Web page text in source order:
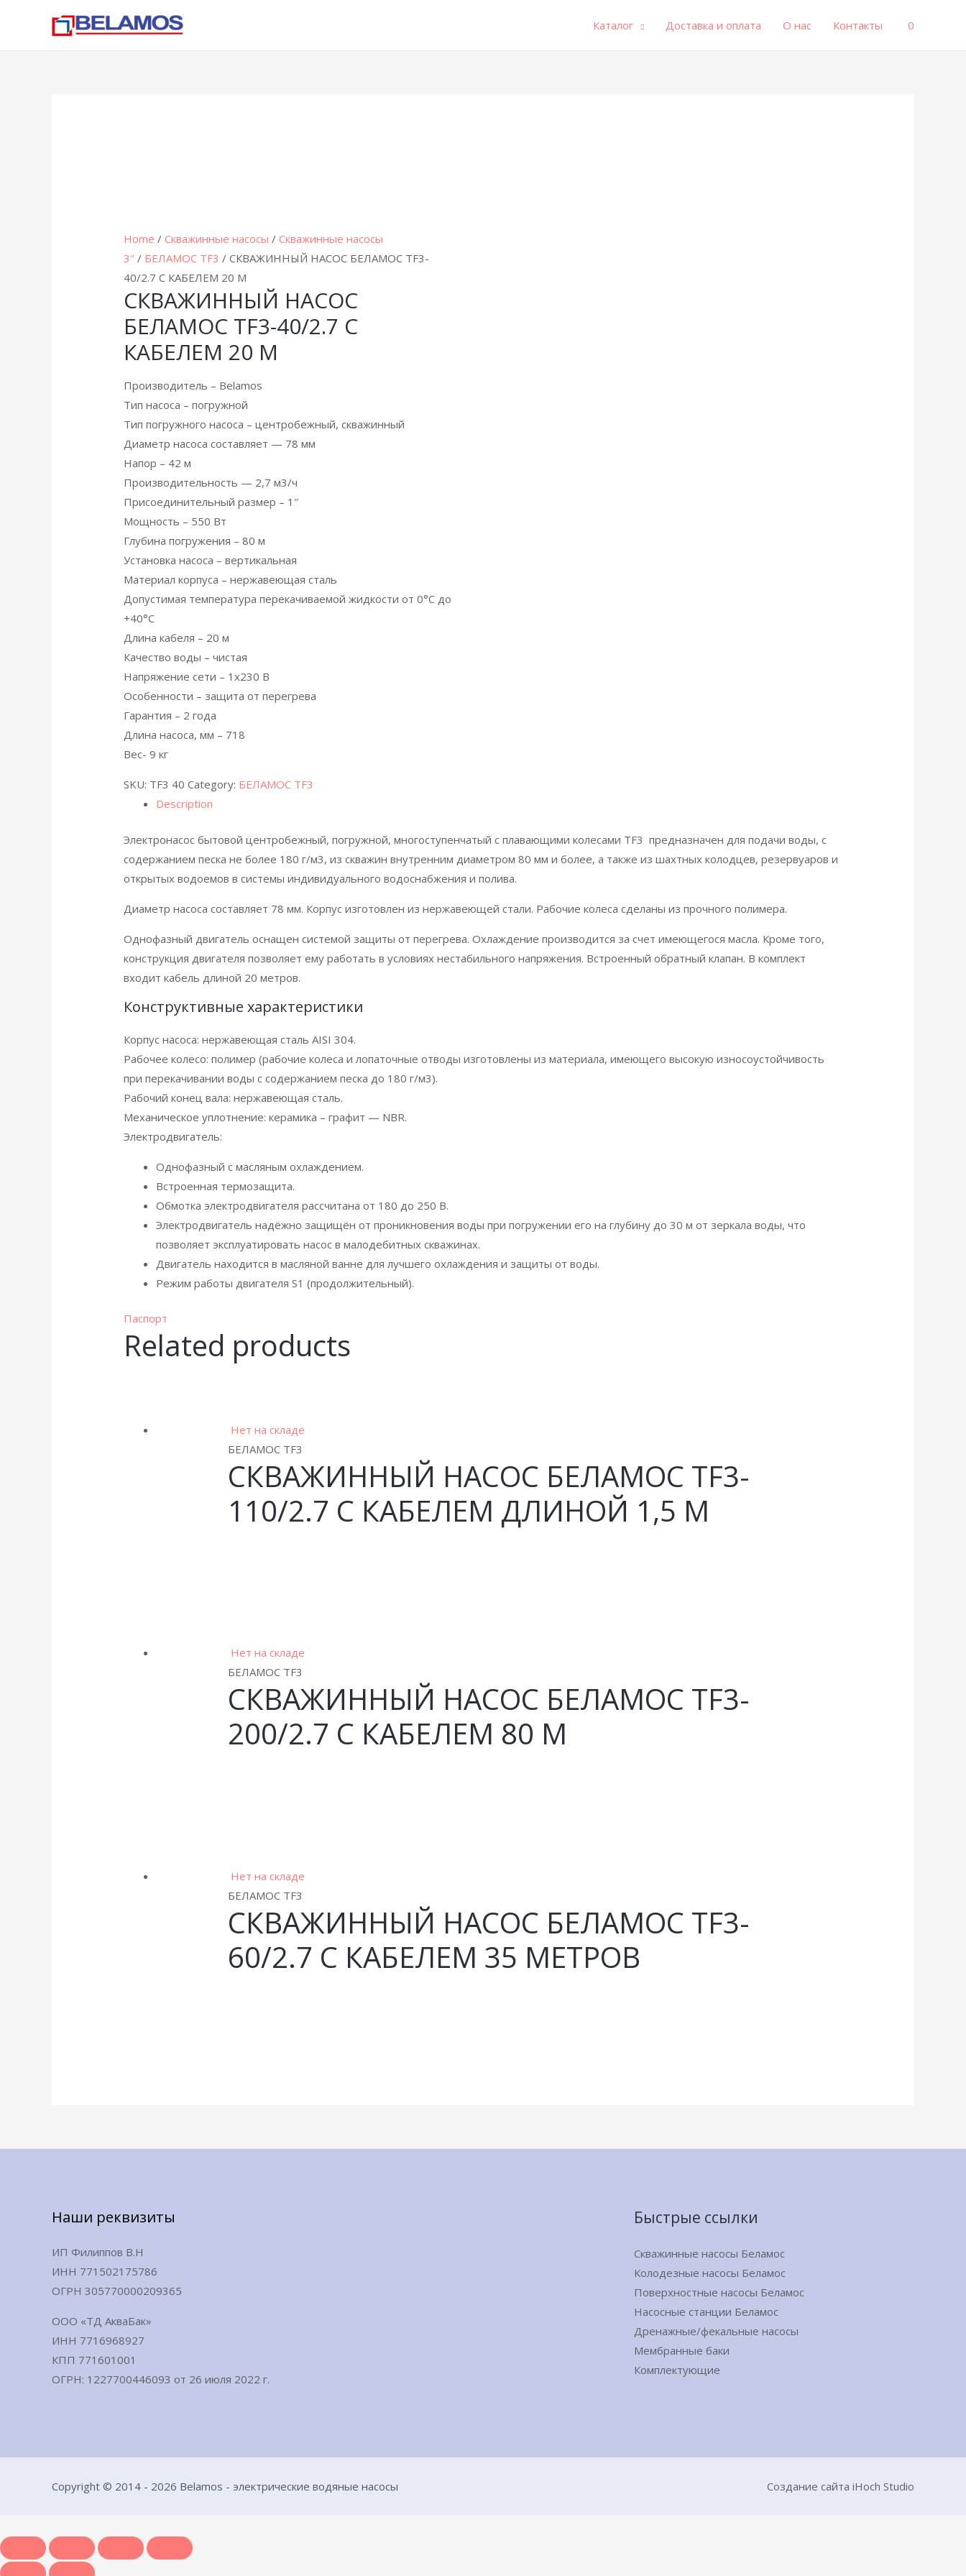
Каталог Доставка и оплата О нас Контакты 0
Home /Скважинные насосы /Скважинные насосы
3" / БЕЛАМОС TF3 / СКВАЖИННЫЙ НАСОС БЕЛАМОС TF3-
40/2.7 С КАБЕЛЕМ 20 М
СКВАЖИННЫЙ НАСОС
БЕЛАМОС TF3-40/2.7 С
КАБЕЛЕМ 20 М
Производитель – Belamos
Тип насоса – погружной
Тип погружного насоса – центробежный, скважинный
Диаметр насоса составляет — 78 мм
Напор – 42 м
Производительность — 2,7 м3/ч
Присоединительный размер – 1″
Мощность – 550 Вт
Глубина погружения – 80 м
Установка насоса – вертикальная
Материал корпуса – нержавеющая сталь
Допустимая температура перекачиваемой жидкости от 0°C до
+40°C
Длина кабеля – 20 м
Качество воды – чистая
Напряжение сети – 1х230 В
Особенности – защита от перегрева
Гарантия – 2 года
Длина насоса, мм – 718
Вес- 9 кг
SKU: TF3 40 Category: БЕЛАМОС TF3
Description
Электронасос бытовой центробежный, погружной, многоступенчатый c плавающими колесами TF3 предназначен для подачи воды, с
содержанием песка не более 180 г/м3, из скважин внутренним диаметром 80 мм и более, а также из шахтных колодцев, резервуаров и
открытых водоемов в системы индивидуального водоснабжения и полива.
Диаметр насоса составляет 78 мм. Корпус изготовлен из нержавеющей стали. Рабочие колеса сделаны из прочного полимера.
Однофазный двигатель оснащен системой защиты от перегрева. Охлаждение производится за счет имеющегося масла. Кроме того,
конструкция двигателя позволяет ему работать в условиях нестабильного напряжения. Встроенный обратный клапан. В комплект
входит кабель длиной 20 метров.
Конструктивные характеристики
Корпус насоса: нержавеющая сталь AISI 304.
Рабочее колесо: полимер (рабочие колеса и лопаточные отводы изготовлены из материала, имеющего высокую износоустойчивость
при перекачивании воды с содержанием песка до 180 г/м3).
Рабочий конец вала: нержавеющая сталь.
Механическое уплотнение: керамика – графит — NBR.
Электродвигатель:
Однофазный с масляным охлаждением.
Встроенная термозащита.
Обмотка электродвигателя рассчитана от 180 до 250 В.
Электродвигатель надёжно защищён от проникновения воды при погружении его на глубину до 30 м от зеркала воды, что
позволяет эксплуатировать насос в малодебитных скважинах.
Двигатель находится в масляной ванне для лучшего охлаждения и защиты от воды.
Режим работы двигателя S1 (продолжительный).
Паспорт
Related products
Нет на складе
БЕЛАМОС TF3
СКВАЖИННЫЙ НАСОС БЕЛАМОС TF3-
110/2.7 С КАБЕЛЕМ ДЛИНОЙ 1,5 М
Нет на складе
БЕЛАМОС TF3
СКВАЖИННЫЙ НАСОС БЕЛАМОС TF3-
200/2.7 С КАБЕЛЕМ 80 М
Нет на складе
БЕЛАМОС TF3
СКВАЖИННЫЙ НАСОС БЕЛАМОС TF3-
60/2.7 С КАБЕЛЕМ 35 МЕТРОВ
Наши реквизиты
ИП Филиппов В.Н
ИНН 771502175786
ОГРН 305770000209365
ООО «ТД АкваБак»
ИНН 7716968927
КПП 771601001
ОГРН: 1227700446093 от 26 июля 2022 г.
Быстрые ссылки
Скважинные насосы Беламос
Колодезные насосы Беламос
Поверхностные насосы Беламос
Насосные станции Беламос
Дренажные/фекальные насосы
Мембранные баки
Комплектующие
Copyright © 2014 - 2026 Belamos - электрические водяные насосы Создание сайта iHoch Studio